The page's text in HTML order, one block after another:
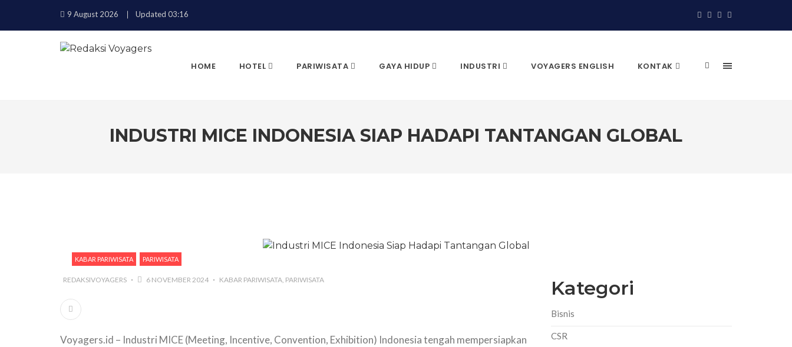
9 August 2026 Updated 03:16
HOME HOTEL PARIWISATA GAYA HIDUP INDUSTRI VOYAGERS ENGLISH KONTAK
INDUSTRI MICE INDONESIA SIAP HADAPI TANTANGAN GLOBAL
KABAR PARIWISATA PARIWISATA
REDAKSIVOYAGERS 6 NOVEMBER 2024 KABAR PARIWISATA PARIWISATA
Voyagers.id – Industri MICE (Meeting, Incentive, Convention, Exhibition) Indonesia tengah mempersiapkan
Kategori
Bisnis
CSR